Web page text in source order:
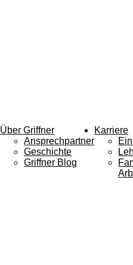
Über Griffner
Ansprechpartner
Geschichte
Griffner Blog
Karriere